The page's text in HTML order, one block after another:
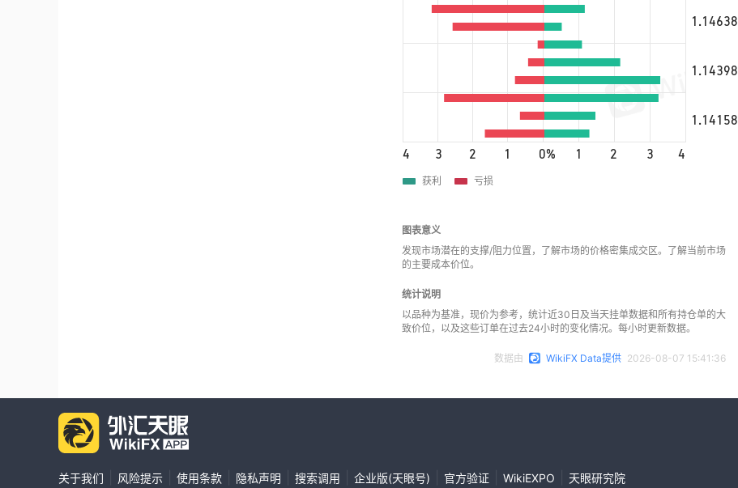
获利 亏损
1.14638
1.14398
1.14158
4 3 2 1 0% 1 2 3 4
图表意义
发现市场潜在的支撑/阻力位置，了解市场的价格密集成交区。了解当前市场
的主要成本价位。
统计说明
以品种为基准，现价为参考，统计近30日及当天挂单数据和所有持仓单的大
致价位，以及这些订单在过去24小时的变化情况。每小时更新数据。
数据由 WikiFX Data提供 2026-08-07 15:41:36
关于我们 风险提示 使用条款 隐私声明 搜索调用 企业版(天眼号) 官方验证 WikiEXPO 天眼研究院